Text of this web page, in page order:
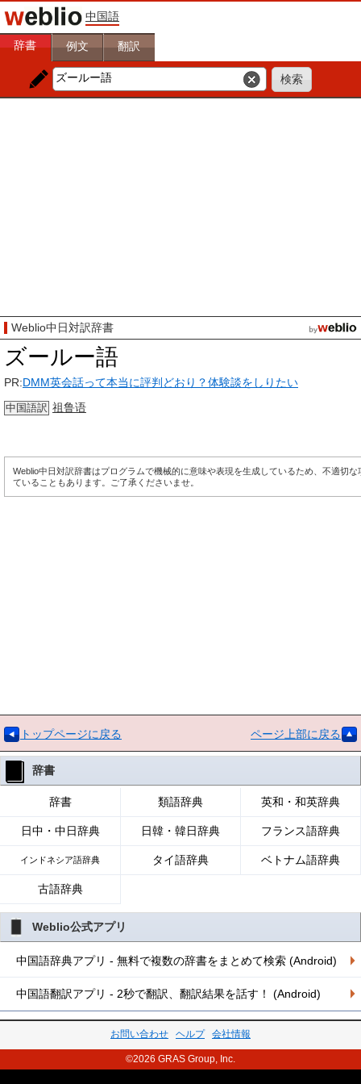
中国語
辞書 例文 翻訳
Weblio中日対訳辞書
ズールー語
PR:DMM英会話って本当に評判どおり？体験談をしりたい
中国語訳 祖鲁语
Weblio中日対訳辞書はプログラムで機械的に意味や表現を生成しているため、不適切な
ていることもあります。ご了承くださいませ。
トップページに戻る ページ上部に戻る
辞書
辞書 類語辞典 英和・和英辞典
日中・中日辞典 日韓・韓日辞典 フランス語辞典
インドネシア語辞典 タイ語辞典 ベトナム語辞典
古語辞典
Weblio公式アプリ
中国語辞典アプリ - 無料で複数の辞書をまとめて検索 (Android)
中国語翻訳アプリ - 2秒で翻訳、翻訳結果を話す！ (Android)
お問い合わせ ヘルプ 会社情報
©2026 GRAS Group, Inc.